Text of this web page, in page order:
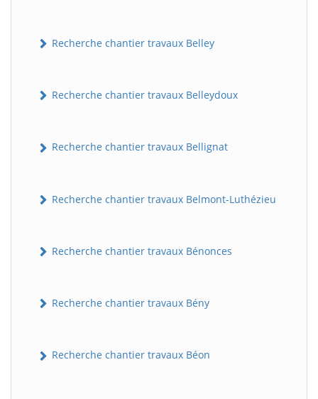
Recherche chantier travaux Belley
Recherche chantier travaux Belleydoux
Recherche chantier travaux Bellignat
Recherche chantier travaux Belmont-Luthézieu
Recherche chantier travaux Bénonces
Recherche chantier travaux Bény
Recherche chantier travaux Béon